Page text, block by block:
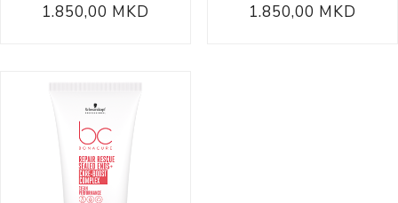
1.850,00 MKD 1.850,00 MKD